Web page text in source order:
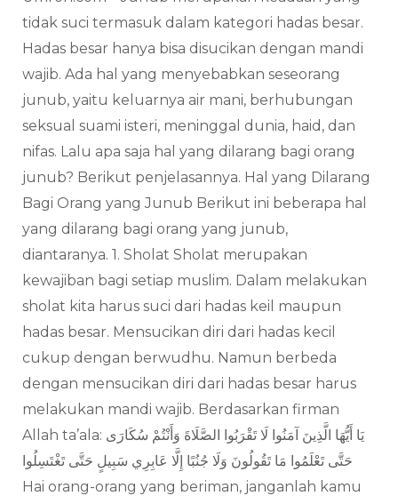
tidak suci termasuk dalam kategori hadas besar.
Hadas besar hanya bisa disucikan dengan mandi
wajib. Ada hal yang menyebabkan seseorang
junub, yaitu keluarnya air mani, berhubungan
seksual suami isteri, meninggal dunia, haid, dan
nifas. Lalu apa saja hal yang dilarang bagi orang
junub? Berikut penjelasannya. Hal yang Dilarang
Bagi Orang yang Junub Berikut ini beberapa hal
yang dilarang bagi orang yang junub,
diantaranya. 1. Sholat Sholat merupakan
kewajiban bagi setiap muslim. Dalam melakukan
sholat kita harus suci dari hadas keil maupun
hadas besar. Mensucikan diri dari hadas kecil
cukup dengan berwudhu. Namun berbeda
dengan mensucikan diri dari hadas besar harus
melakukan mandi wajib. Berdasarkan firman
Allah ta’ala: يَا أَيُّهَا الَّذِينَ آمَنُوا لَا تَقْرَبُوا الصَّلَاةَ وَأَنْتُمْ سُكَارَى
حَتَّى تَعْلَمُوا مَا تَقُولُونَ وَلَا جُنُبًا إِلَّا عَابِرِي سَبِيلٍ حَتَّى تَغْتَسِلُوا
Hai orang-orang yang beriman, janganlah kamu